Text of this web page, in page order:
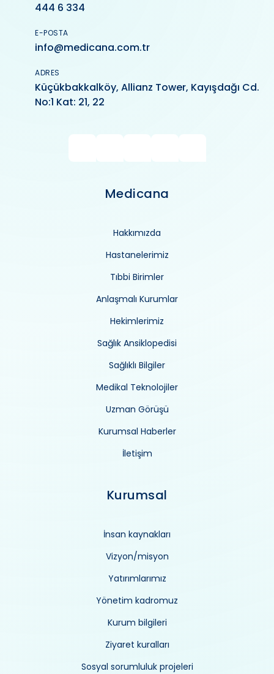
444 6 334
E-POSTA
info@medicana.com.tr
ADRES
Küçükbakkalköy, Allianz Tower, Kayışdağı Cd.
No:1 Kat: 21, 22
Medicana
Hakkımızda
Hastanelerimiz
Tıbbi Birimler
Anlaşmalı Kurumlar
Hekimlerimiz
Sağlık Ansiklopedisi
Sağlıklı Bilgiler
Medikal Teknolojiler
Uzman Görüşü
Kurumsal Haberler
İletişim
Kurumsal
İnsan kaynakları
Vizyon/misyon
Yatırımlarımız
Yönetim kadromuz
Kurum bilgileri
Ziyaret kuralları
Sosyal sorumluluk projeleri